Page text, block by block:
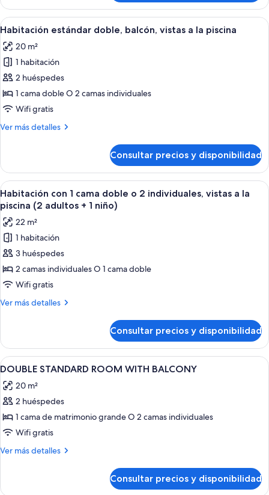
niño)
doble,
balcón
(cama
2
adultos
niño)
Abrir
todas
las
fotos
de
Habitación
estándar
balcón,
la
piscina
Un balcón con piscina, sillas blancas
10
Habitación estándar doble, balcón, vistas a la piscina
20 m²
1 habitación
2 huéspedes
1 cama doble O 2 camas individuales
Wifi gratis
Ver más detalles
Más
estándar
doble,
balcón,
vistas
a
la
piscina
Consultar precios y disponibilidad
Abrir
todas
las
fotos
de
Habitación
con
1
cama
2
individuales,
vistas
a
la
piscina
(2
adultos
+
Un balcón con piscina, sillas blancas
10
Habitación con 1 cama doble o 2 individuales, vistas a la
piscina (2 adultos + 1 niño)
22 m²
1 habitación
3 huéspedes
2 camas individuales O 1 cama doble
Wifi gratis
Ver más detalles
Más
con
cama
o
2
vistas
a
piscina
Consultar precios y disponibilidad
Abrir
todas
las
fotos
de
DOUBLE
STANDARD
BALCONY
Escritorio, cortinas opacas, cunas
9
DOUBLE STANDARD ROOM WITH BALCONY
20 m²
2 huéspedes
1 cama de matrimonio grande O 2 camas individuales
Wifi gratis
Ver más detalles
Más
Consultar precios y disponibilidad